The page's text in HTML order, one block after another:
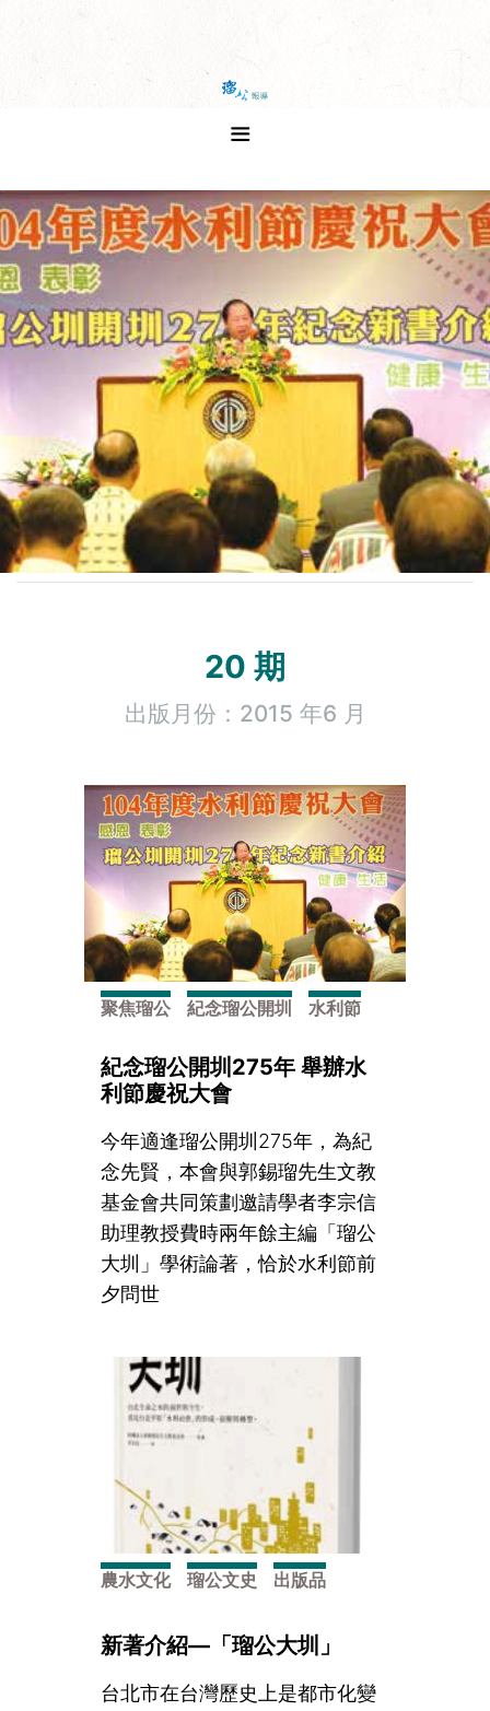
20 期
出版月份：2015 年6 月
聚焦瑠公 紀念瑠公開圳 水利節
紀念瑠公開圳275年 舉辦水
利節慶祝大會
今年適逢瑠公開圳275年，為紀
念先賢，本會與郭錫瑠先生文教
基金會共同策劃邀請學者李宗信
助理教授費時兩年餘主編「瑠公
大圳」學術論著，恰於水利節前
夕問世
農水文化 瑠公文史 出版品
新著介紹—「瑠公大圳」
台北市在台灣歷史上是都市化變